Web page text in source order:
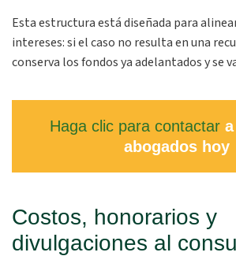
Esta estructura está diseñada para
intereses: si el caso no resulta en una
conserva los fondos ya adelantados y se
Haga clic para contactara
abogados hoy
Costos, honorarios y
divulgaciones al